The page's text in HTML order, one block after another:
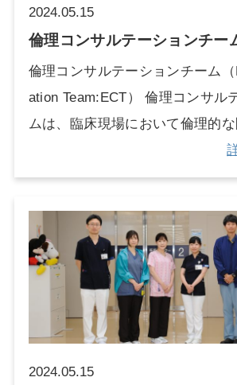
医師、認知症看護認定看護師、社
認心理師でチームを構成してい
日に、「認知症ケアカンファレン
者さんが入院している病棟で、
を訪問して病棟スタッフと行っ
では、患者さんの情報を共有し
んにとって一番いいと思われる
バイスしたりしています。 毎週
ームが全病棟をラウンドして、認
よる患者さんの困りごとや、スタ
たいことはないかを聞いて回り
わっていない患者さんのことで
のり、スタッフがより良いケアを
2024.05.15
倫理コンサルテーションチー
倫理コンサルテーションチーム
ation Team:ECT） 倫理コンサル
ムは、臨床現場において倫理的
マが生じた時に医療従事者から
ているチームです。医療の進歩
する難しい倫理的なジレンマや
て、患者さんに関わる多くの医
カンファレンスで最善策について
者さんやその家族と医療従事者の
し、適切に対処できるよう支援
2024.05.15